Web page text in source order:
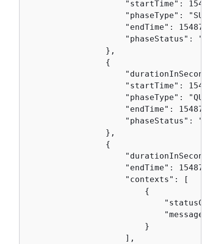
"startTime":
"phaseType":
"endTime":
"phaseStatus":
                },
{
"startTime":
"phaseType":
"endTime":
"phaseStatus":
                },
{
"endTime":
                    "contexts": [
{
"message":
                        }
                    ],